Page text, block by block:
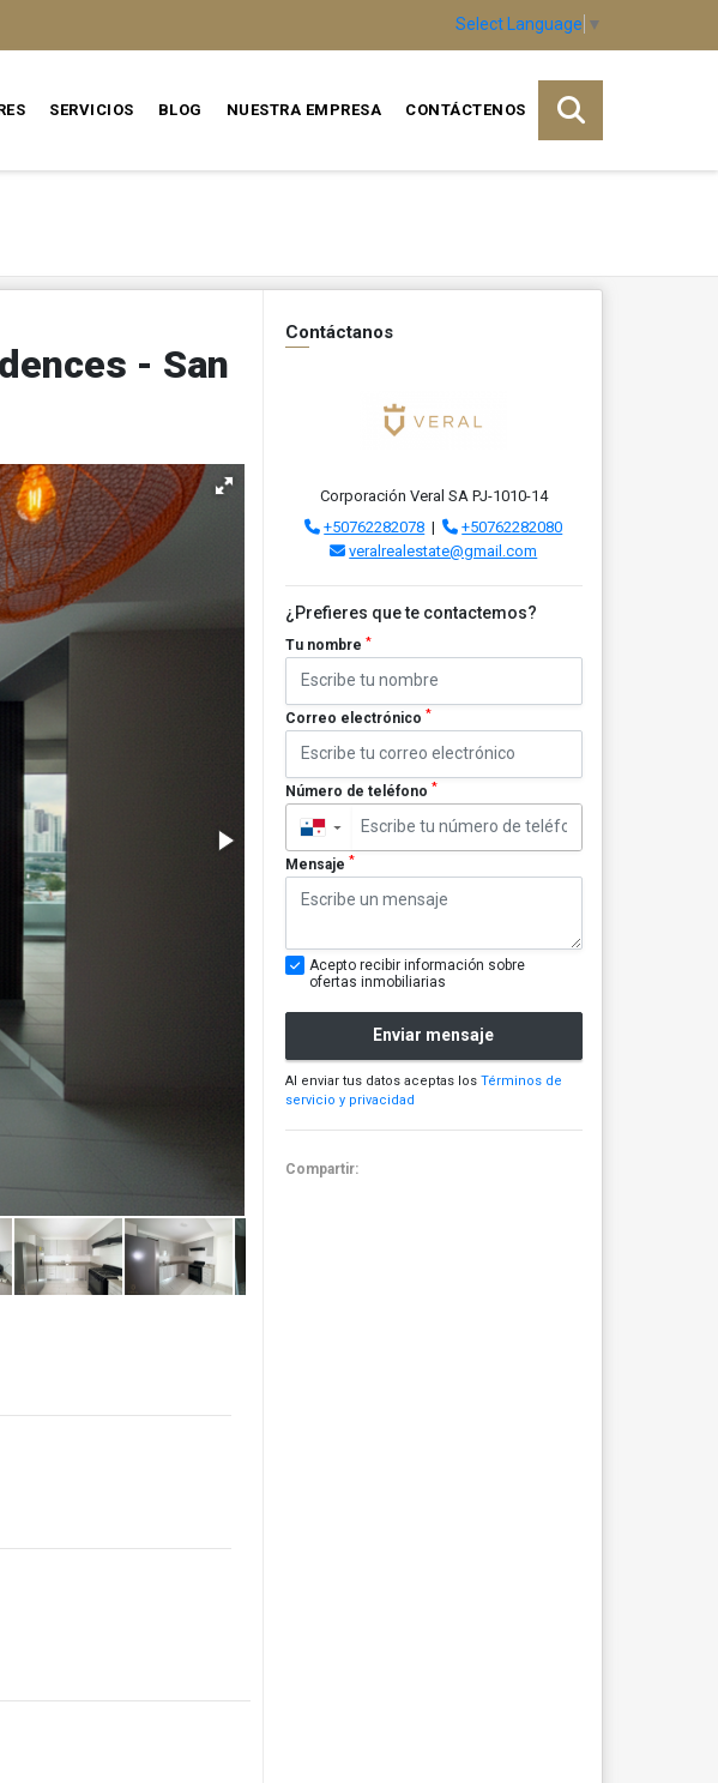
Select Language ▼
SERVICIOS BLOG NUESTRA EMPRESA CONTÁCTENOS
- San
Contáctanos
Corporación Veral SA PJ-1010-14
+50762282078 |
+50762282080
veralrealestate@gmail.com
¿Prefieres que te contactemos?
Tu nombre *
Correo electrónico *
Número de teléfono *
▼
Mensaje *
Acepto recibir información sobre
ofertas inmobiliarias
Enviar mensaje
Al enviar tus datos aceptas los Términos de
servicio y privacidad
Compartir: